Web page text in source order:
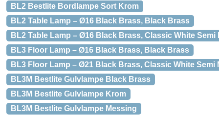
BL2 Bestlite Bordlampe Sort Krom
BL2 Table Lamp – Ø16 Black Brass, Black Brass
BL2 Table Lamp – Ø16 Black Brass, Classic White Semi
BL3 Floor Lamp – Ø16 Black Brass, Black Brass
BL3 Floor Lamp – Ø21 Black Brass, Classic White Semi
BL3M Bestlite Gulvlampe Black Brass
BL3M Bestlite Gulvlampe Krom
BL3M Bestlite Gulvlampe Messing